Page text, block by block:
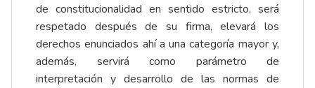
de constitucionalidad en sentido estricto, será
respetado después de su firma, elevará los
derechos enunciados ahí a una categoría mayor y,
además, servirá como parámetro de
interpretación y desarrollo de las normas de